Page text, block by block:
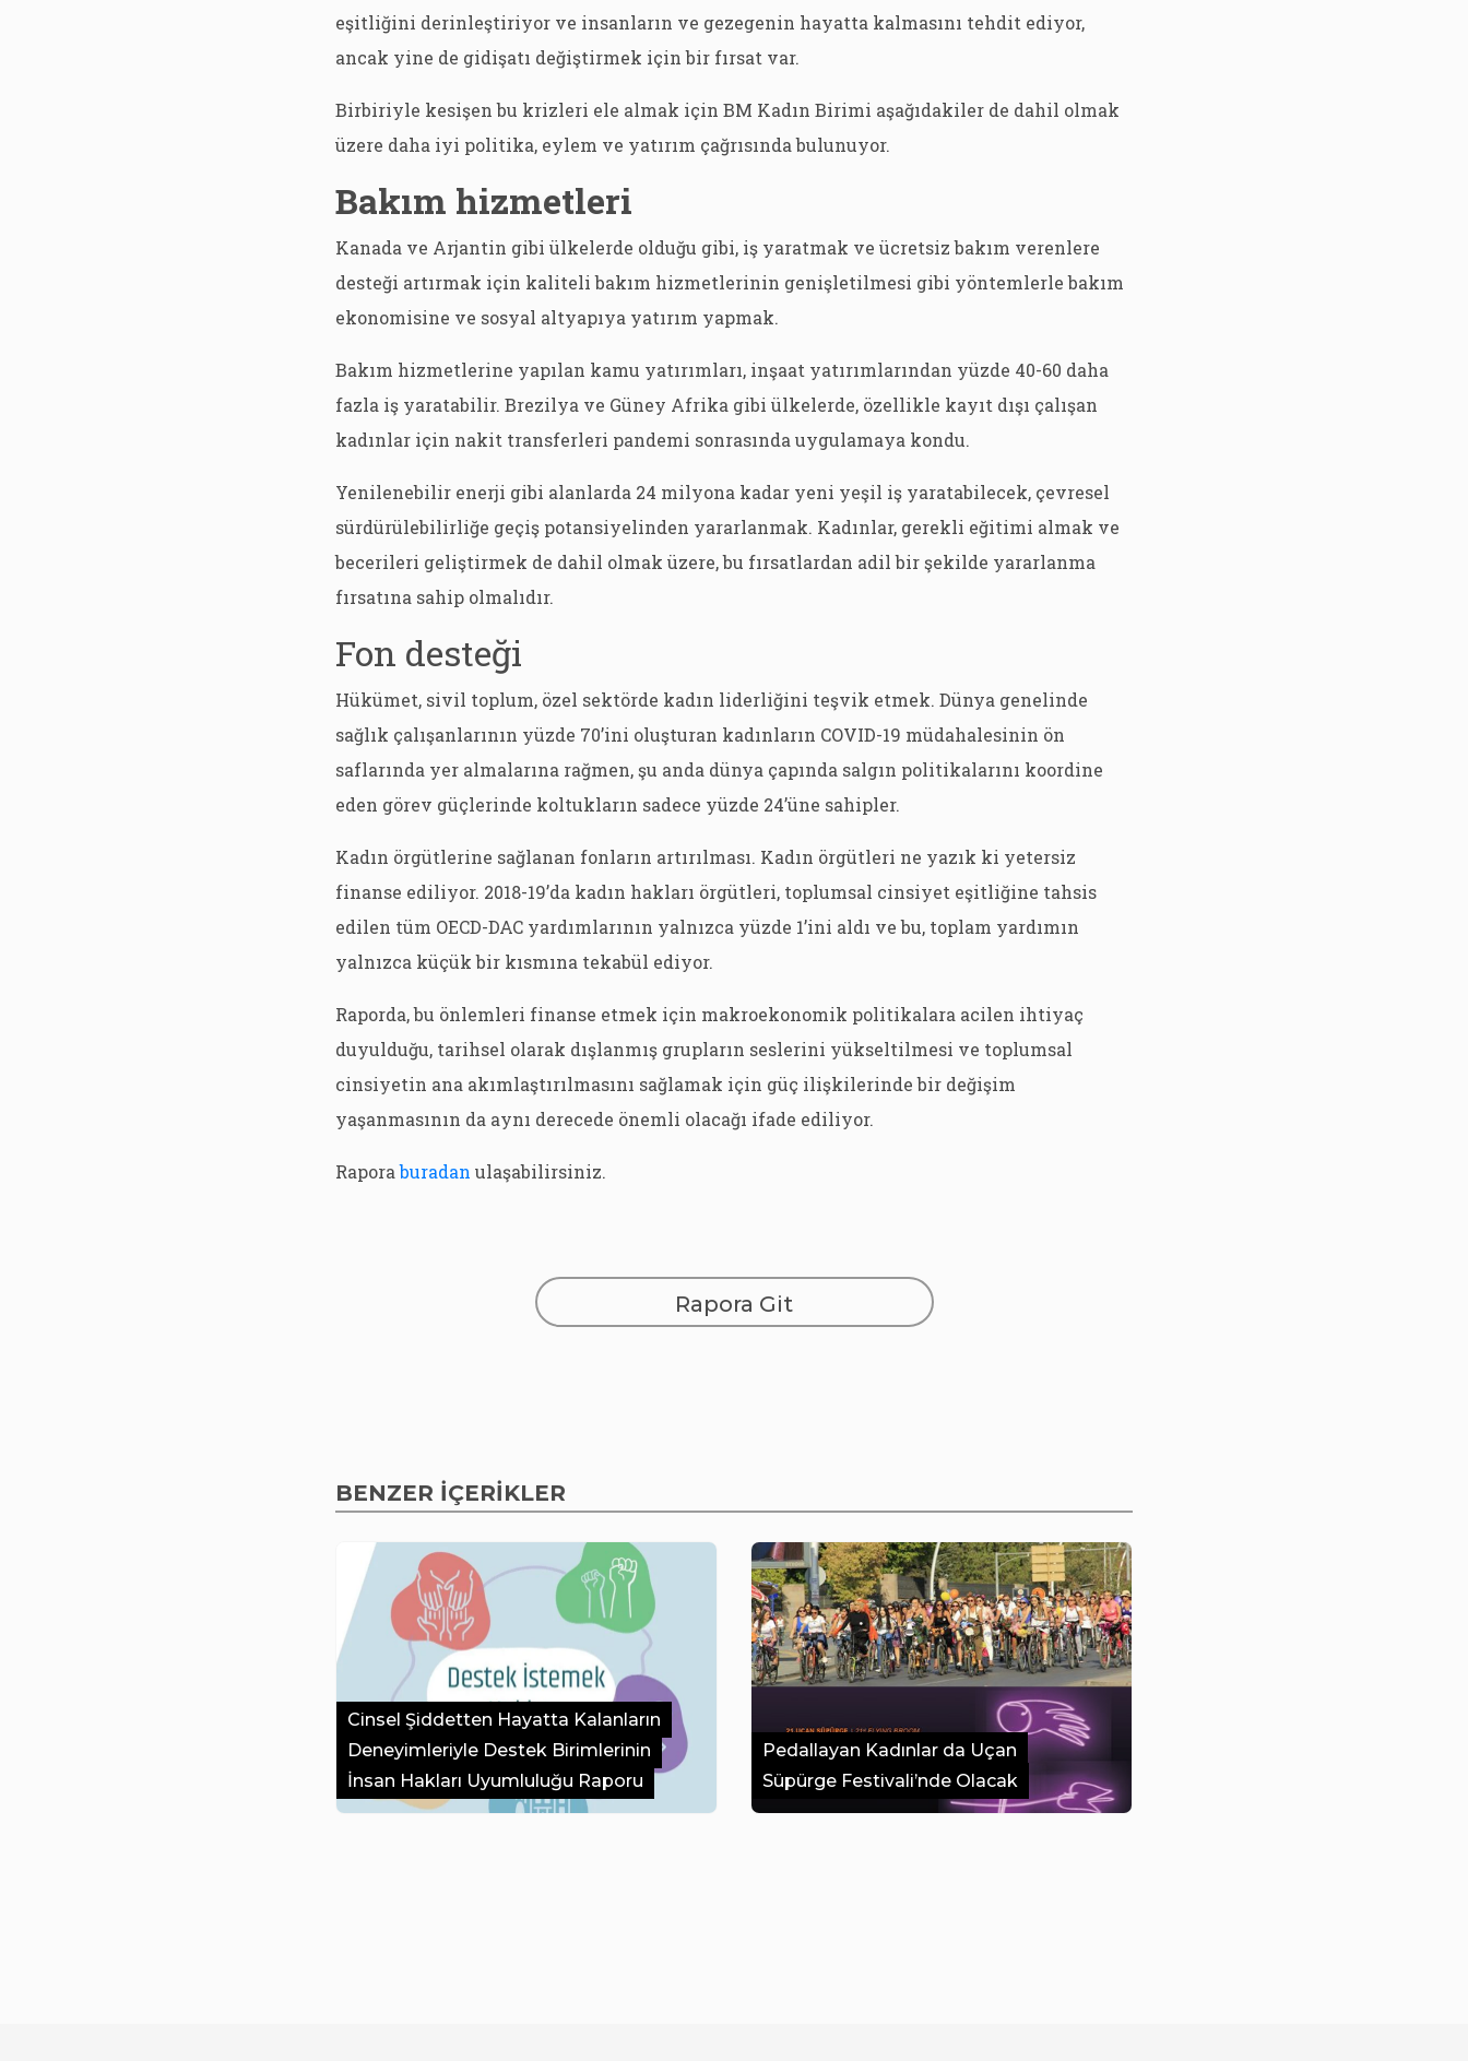
eşitliğini derinleştiriyor ve insanların ve gezegenin hayatta kalmasını tehdit ediyor,
ancak yine de gidişatı değiştirmek için bir fırsat var.
Birbiriyle kesişen bu krizleri ele almak için BM Kadın Birimi aşağıdakiler de dahil olmak
üzere daha iyi politika, eylem ve yatırım çağrısında bulunuyor.
Bakım hizmetleri
Kanada ve Arjantin gibi ülkelerde olduğu gibi, iş yaratmak ve ücretsiz bakım verenlere
desteği artırmak için kaliteli bakım hizmetlerinin genişletilmesi gibi yöntemlerle bakım
ekonomisine ve sosyal altyapıya yatırım yapmak.
Bakım hizmetlerine yapılan kamu yatırımları, inşaat yatırımlarından yüzde 40-60 daha
fazla iş yaratabilir. Brezilya ve Güney Afrika gibi ülkelerde, özellikle kayıt dışı çalışan
kadınlar için nakit transferleri pandemi sonrasında uygulamaya kondu.
Yenilenebilir enerji gibi alanlarda 24 milyona kadar yeni yeşil iş yaratabilecek, çevresel
sürdürülebilirliğe geçiş potansiyelinden yararlanmak. Kadınlar, gerekli eğitimi almak ve
becerileri geliştirmek de dahil olmak üzere, bu fırsatlardan adil bir şekilde yararlanma
fırsatına sahip olmalıdır.
Fon desteği
Hükümet, sivil toplum, özel sektörde kadın liderliğini teşvik etmek. Dünya genelinde
sağlık çalışanlarının yüzde 70’ini oluşturan kadınların COVID-19 müdahalesinin ön
saflarında yer almalarına rağmen, şu anda dünya çapında salgın politikalarını koordine
eden görev güçlerinde koltukların sadece yüzde 24’üne sahipler.
Kadın örgütlerine sağlanan fonların artırılması. Kadın örgütleri ne yazık ki yetersiz
finanse ediliyor. 2018-19’da kadın hakları örgütleri, toplumsal cinsiyet eşitliğine tahsis
edilen tüm OECD-DAC yardımlarının yalnızca yüzde 1’ini aldı ve bu, toplam yardımın
yalnızca küçük bir kısmına tekabül ediyor.
Raporda, bu önlemleri finanse etmek için makroekonomik politikalara acilen ihtiyaç
duyulduğu, tarihsel olarak dışlanmış grupların seslerini yükseltilmesi ve toplumsal
cinsiyetin ana akımlaştırılmasını sağlamak için güç ilişkilerinde bir değişim
yaşanmasının da aynı derecede önemli olacağı ifade ediliyor.
Raporaburadan ulaşabilirsiniz.
Rapora Git
BENZER İÇERİKLER
Cinsel Şiddetten Hayatta Kalanların
Deneyimleriyle Destek Birimlerinin
İnsan Hakları Uyumluluğu Raporu
Pedallayan Kadınlar da Uçan
Süpürge Festivali’nde Olacak